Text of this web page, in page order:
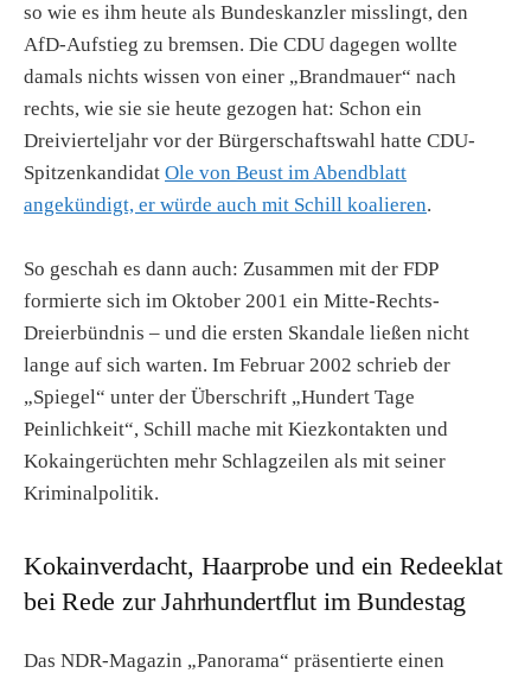
so wie es ihm heute als Bundeskanzler misslingt, den
AfD-Aufstieg zu bremsen. Die CDU dagegen wollte
damals nichts wissen von einer „Brandmauer“ nach
rechts, wie sie sie heute gezogen hat: Schon ein
Dreivierteljahr vor der Bürgerschaftswahl hatte CDU-
Spitzenkandidat Ole von Beust im Abendblatt
angekündigt, er würde auch mit Schill koalieren.
So geschah es dann auch: Zusammen mit der FDP
formierte sich im Oktober 2001 ein Mitte-Rechts-
Dreierbündnis – und die ersten Skandale ließen nicht
lange auf sich warten. Im Februar 2002 schrieb der
„Spiegel“ unter der Überschrift „Hundert Tage
Peinlichkeit“, Schill mache mit Kiezkontakten und
Kokaingerüchten mehr Schlagzeilen als mit seiner
Kriminalpolitik.
Kokainverdacht, Haarprobe und ein Redeeklat
bei Rede zur Jahrhundertflut im Bundestag
Das NDR-Magazin „Panorama“ präsentierte einen